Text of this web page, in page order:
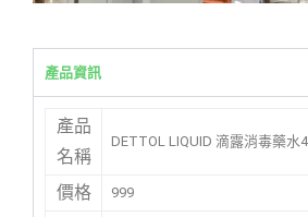
產品資訊
產品
名稱
DETTOL LIQUID 滴露消毒藥水
價格 999